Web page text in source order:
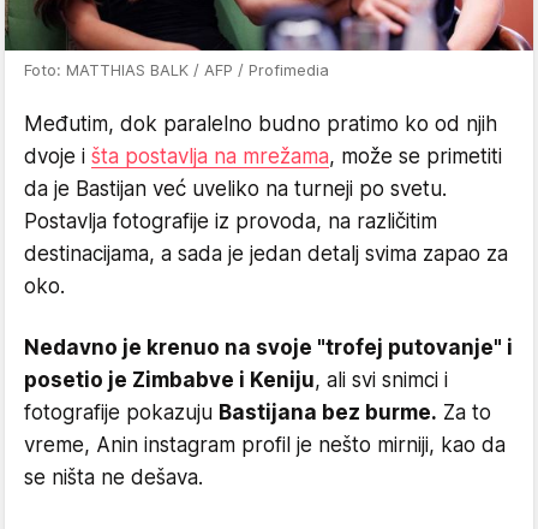
Foto: MATTHIAS BALK / AFP / Profimedia
Međutim, dok paralelno budno pratimo ko od njih
dvoje i šta postavlja na mrežama, može se primetiti
da je Bastijan već uveliko na turneji po svetu.
Postavlja fotografije iz provoda, na različitim
destinacijama, a sada je jedan detalj svima zapao za
oko.
Nedavno je krenuo na svoje "trofej putovanje" i
posetio je Zimbabve i Keniju, ali svi snimci i
fotografije pokazuju Bastijana bez burme. Za to
vreme, Anin instagram profil je nešto mirniji, kao da
se ništa ne dešava.